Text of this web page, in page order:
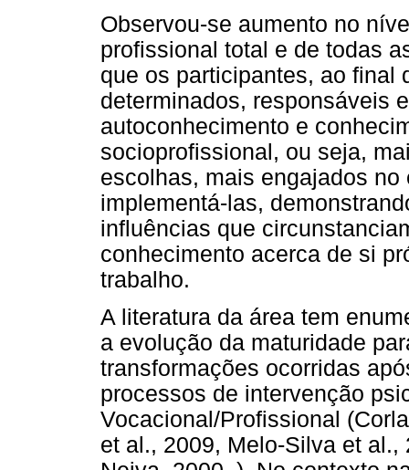
Observou-se aumento no
profissional total e de todas
que os participantes, ao final
determinados, responsáveis
autoconhecimento e
socioprofissional, ou seja,
escolhas, mais engajados
implementá-las,
influências que
conhecimento acerca de si
trabalho.
A literatura da área tem
a evolução da maturidade
transformações ocorridas
processos de intervenção
Vocacional/Profissional
et al., 2009, Melo-Silva et